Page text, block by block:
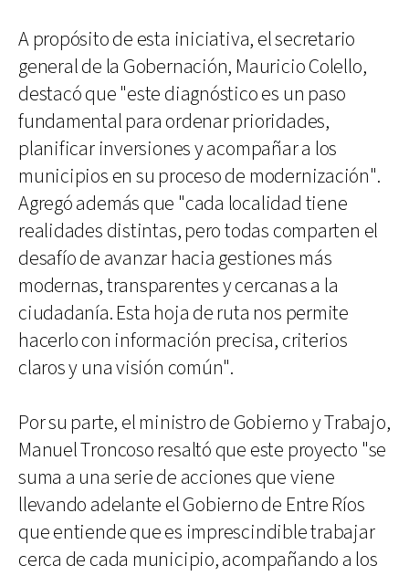
A propósito de esta iniciativa, el secretario
general de la Gobernación, Mauricio Colello,
destacó que "este diagnóstico es un paso
fundamental para ordenar prioridades,
planificar inversiones y acompañar a los
municipios en su proceso de modernización".
Agregó además que "cada localidad tiene
realidades distintas, pero todas comparten el
desafío de avanzar hacia gestiones más
modernas, transparentes y cercanas a la
ciudadanía. Esta hoja de ruta nos permite
hacerlo con información precisa, criterios
claros y una visión común".
Por su parte, el ministro de Gobierno y Trabajo,
Manuel Troncoso resaltó que este proyecto "se
suma a una serie de acciones que viene
llevando adelante el Gobierno de Entre Ríos
que entiende que es imprescindible trabajar
cerca de cada municipio, acompañando a los